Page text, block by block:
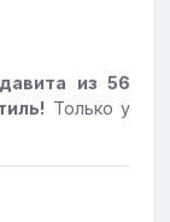
из 56
Только у